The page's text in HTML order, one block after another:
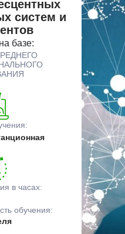
систем и
базе:
в часах:
обучения: